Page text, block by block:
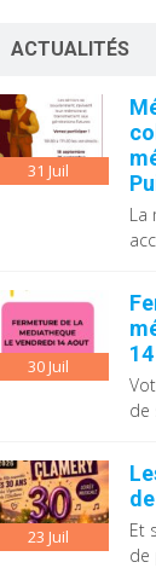
ACTUALITÉS
31 Juil
La
30Juil
de
23 Juil
Et
de